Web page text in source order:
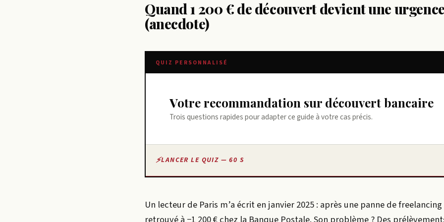
Quand 1 200 € de découvert devient une
(anecdote)
QUIZ PERSONNALISÉ
Votre recommandation sur découvert bancaire
Trois questions rapides pour adapter ce guide à votre cas précis.
LANCER LE QUIZ — 60 S
Un lecteur de Paris m’a écrit en janvier 2025 : après une panne de freelancing
retrouvé à −1 200 € chez la Banque Postale. Son problème ? Des